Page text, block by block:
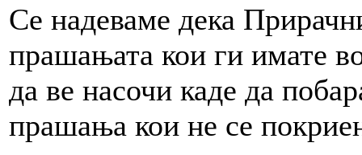
Се надеваме дека
прашањата кои ги имате
да ве насочи каде да
прашања кои не се